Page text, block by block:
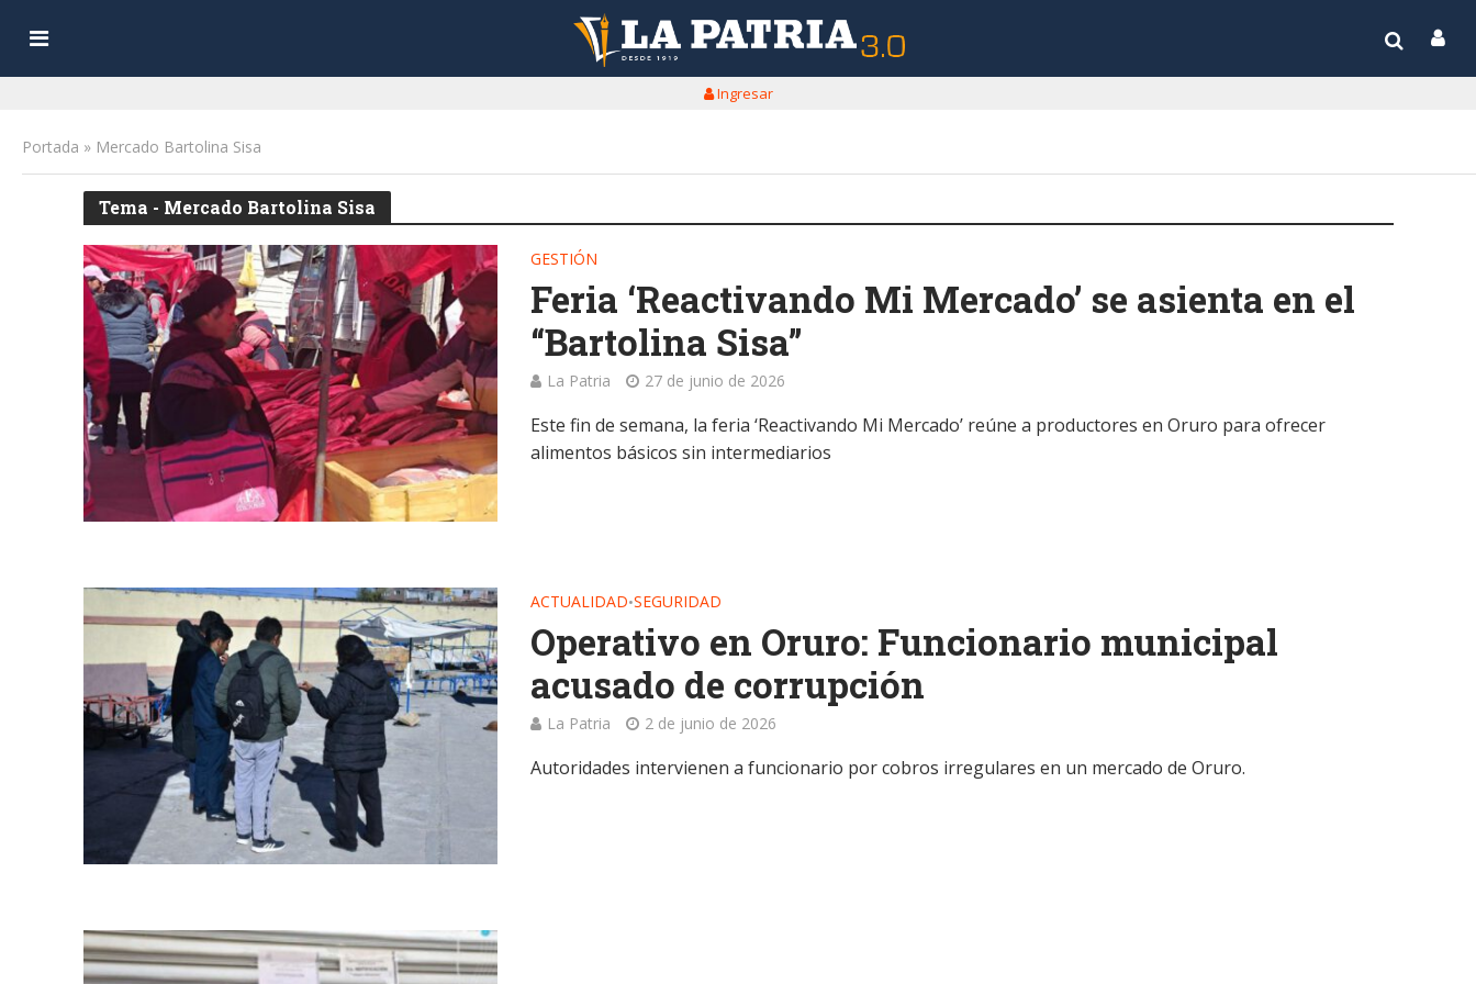
Ingresar
Portada » Mercado Bartolina Sisa
Tema - Mercado Bartolina Sisa
GESTIÓN
Feria ‘Reactivando Mi Mercado’ se asienta en el
“Bartolina Sisa”
La Patria 27 de junio de 2026
Este fin de semana, la feria ‘Reactivando Mi Mercado’ reúne a productores en Oruro para ofrecer
alimentos básicos sin intermediarios
ACTUALIDAD•SEGURIDAD
Operativo en Oruro: Funcionario municipal
acusado de corrupción
La Patria 2 de junio de 2026
Autoridades intervienen a funcionario por cobros irregulares en un mercado de Oruro.